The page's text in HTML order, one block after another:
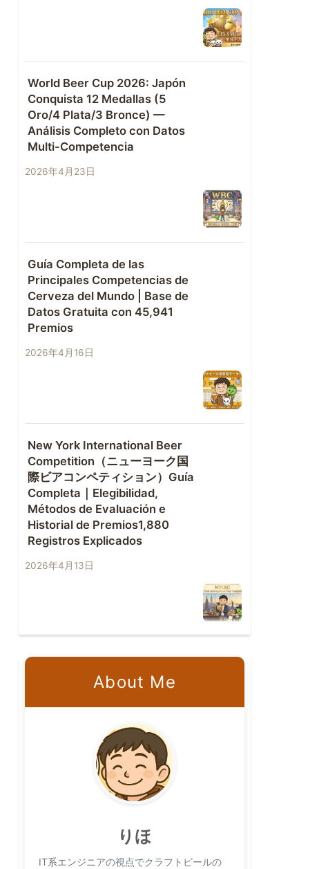
World Beer Cup 2026: Japón
Conquista 12 Medallas (5
Oro/4 Plata/3 Bronce) —
Análisis Completo con Datos
Multi-Competencia
2026年4月23日
Guía Completa de las
Principales Competencias de
Cerveza del Mundo | Base de
Datos Gratuita con 45,941
Premios
2026年4月16日
New York International Beer
Competition（ニューヨーク国
際ビアコンペティション）Guía
Completa｜Elegibilidad,
Métodos de Evaluación e
Historial de Premios1,880
Registros Explicados
2026年4月13日
About Me
りほ
IT系エンジニアの視点でクラフトビールの